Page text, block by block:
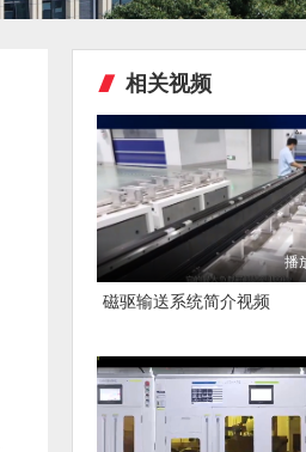
相关视频
播
磁驱输送系统简介视频